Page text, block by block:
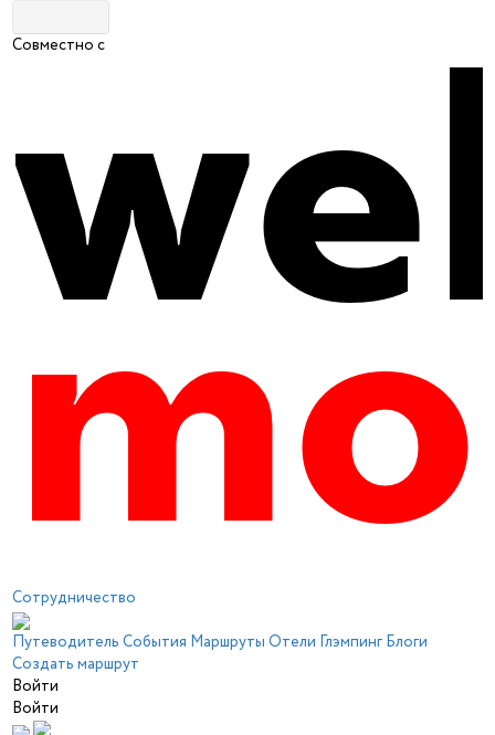
Совместно с
Сотрудничество
Путеводитель События Маршруты Отели Глэмпинг Блоги
Создать маршрут
Войти
Войти